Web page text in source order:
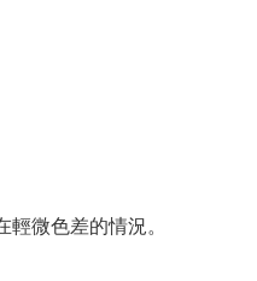
微色差的情況。